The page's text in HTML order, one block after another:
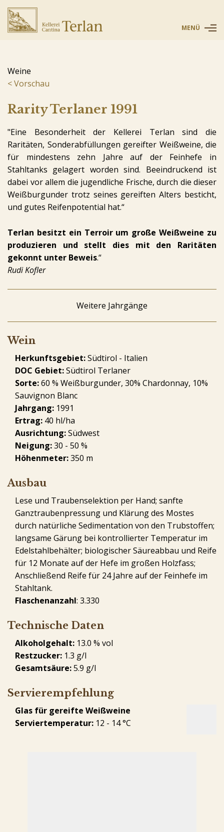
MENÜ
Weine
Vorschau
Rarity Terlaner 1991
"Eine Besonderheit der Kellerei Terlan sind die
Raritäten, Sonderabfüllungen gereifter Weißweine, die
für mindestens zehn Jahre auf der Feinhefe in
Stahltanks gelagert worden sind. Beeindruckend ist
dabei vor allem die jugendliche Frische, durch die dieser
Weißburgunder trotz seines gereiften Alters besticht,
und gutes Reifenpotential hat.“
Terlan besitzt ein Terroir um große Weißweine zu
produzieren und stellt dies mit den Raritäten
gekonnt unter Beweis.“
Rudi Kofler
Weitere Jahrgänge
Wein
Herkunftsgebiet:Südtirol - Italien
DOC Gebiet:Südtirol Terlaner
Sorte:60 % Weißburgunder, 30% Chardonnay, 10%
Sauvignon Blanc
Jahrgang: 1991
Ertrag: 40 hl/ha
Ausrichtung:Südwest
Neigung:30 - 50 %
Höhenmeter:350 m
Ausbau
Lese und Traubenselektion per Hand; sanfte
Ganztraubenpressung und Klärung des Mostes
durch natürliche Sedimentation von den Trubstoffen;
langsame Gärung bei kontrollierter Temperatur im
Edelstahlbehälter; biologischer Säureabbau und Reife
für 12 Monate auf der Hefe im großen Holzfass;
Anschließend Reife für 24 Jahre auf der Feinhefe im
Stahltank.
Flaschenanzahl: 3.330
Technische Daten
Alkoholgehalt: 13.0 % vol
Restzucker: 1.3 g/l
Gesamtsäure:5.9 g/l
Servierempfehlung
Glas für gereifte Weißweine
Serviertemperatur: 12 - 14 °C